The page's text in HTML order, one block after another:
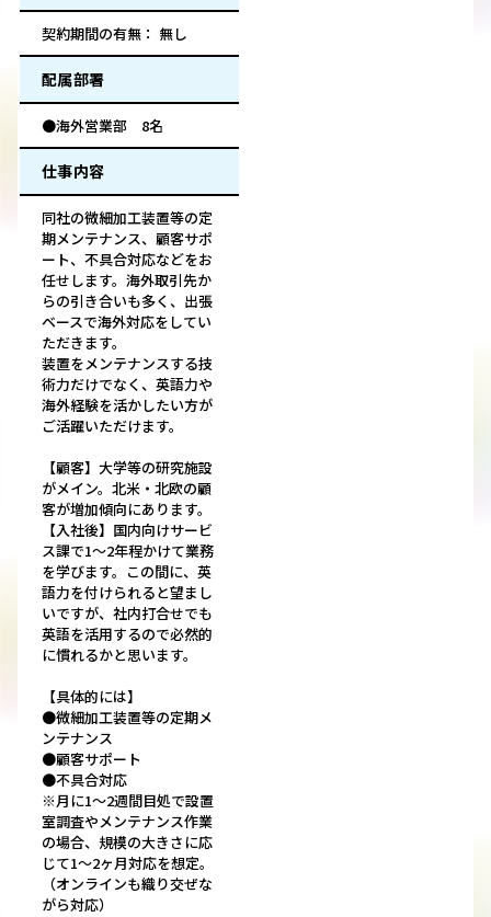
契約期間の有無： 無し
配属部署
●海外営業部 8名
仕事内容
同社の微細加工装置等の定
期メンテナンス、顧客サポ
ート、不具合対応などをお
任せします。海外取引先か
らの引き合いも多く、出張
ベースで海外対応をしてい
ただきます。
装置をメンテナンスする技
術力だけでなく、英語力や
海外経験を活かしたい方が
ご活躍いただけます。
【顧客】大学等の研究施設
がメイン。北米・北欧の顧
客が増加傾向にあります。
【入社後】国内向けサービ
ス課で1～2年程かけて業務
を学びます。この間に、英
語力を付けられると望まし
いですが、社内打合せでも
英語を活用するので必然的
に慣れるかと思います。
【具体的には】
●微細加工装置等の定期メ
ンテナンス
●顧客サポート
●不具合対応
※月に1～2週間目処で設置
室調査やメンテナンス作業
の場合、規模の大きさに応
じて1～2ヶ月対応を想定。
（オンラインも織り交ぜな
がら対応）